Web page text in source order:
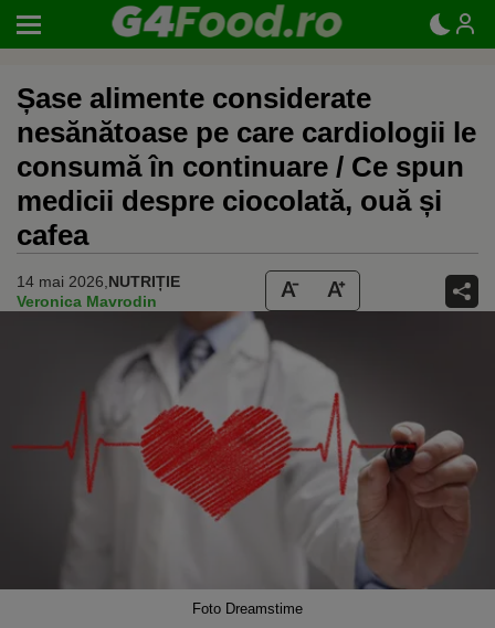
Șase alimente considerate
nesănătoase pe care cardiologii le
consumă în continuare / Ce spun
medicii despre ciocolată, ouă și
cafea
14 mai 2026, NUTRIȚIE
Veronica Mavrodin
Foto Dreamstime